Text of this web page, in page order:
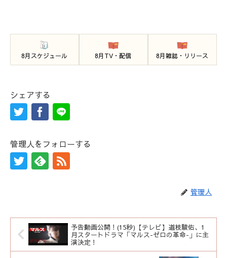
8月スケジュール 8月TV・配信 8月雑誌・リリース
シェアする
管理人をフォローする
管理人
予告動画公開！(15秒)【テレビ】道枝駿佑、1
月スタートドラマ「マルス-ゼロの革命-」に主
演決定！